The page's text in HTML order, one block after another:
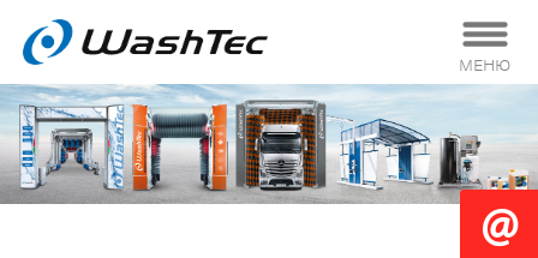
МЕНЮ